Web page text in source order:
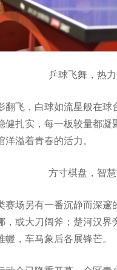
乒球飞舞，热力
飞，白球如流星般在球
扎实，每一板较量都凝
溢着青春的活力。
方寸棋盘，智慧
场另有一番沉静而深邃
，或大刀阔斧；楚河汉界
，车马象后各展锋芒。